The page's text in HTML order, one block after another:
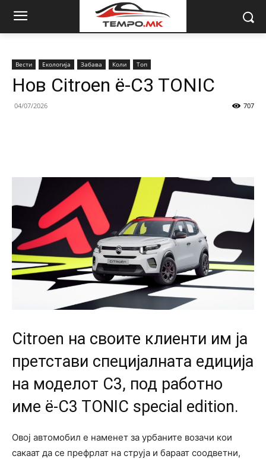
Вести Екологија Забава Коли Топ
Нов Citroen ë-C3 TONIC
04/07/2026 707
Citroen на своите клиенти им ја
претстави специјалната едиција
на моделот C3, под работно
име ë-C3 TONIC special edition.
Овој автомобил е наменет за урбаните возачи кои
сакаат да се префрлат на струја и бараат соодветни,